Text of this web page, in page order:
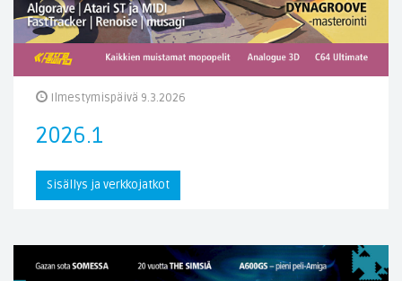
Ilmestymispäivä 9.3.2026
2026.1
Sisällys ja verkkojatkot